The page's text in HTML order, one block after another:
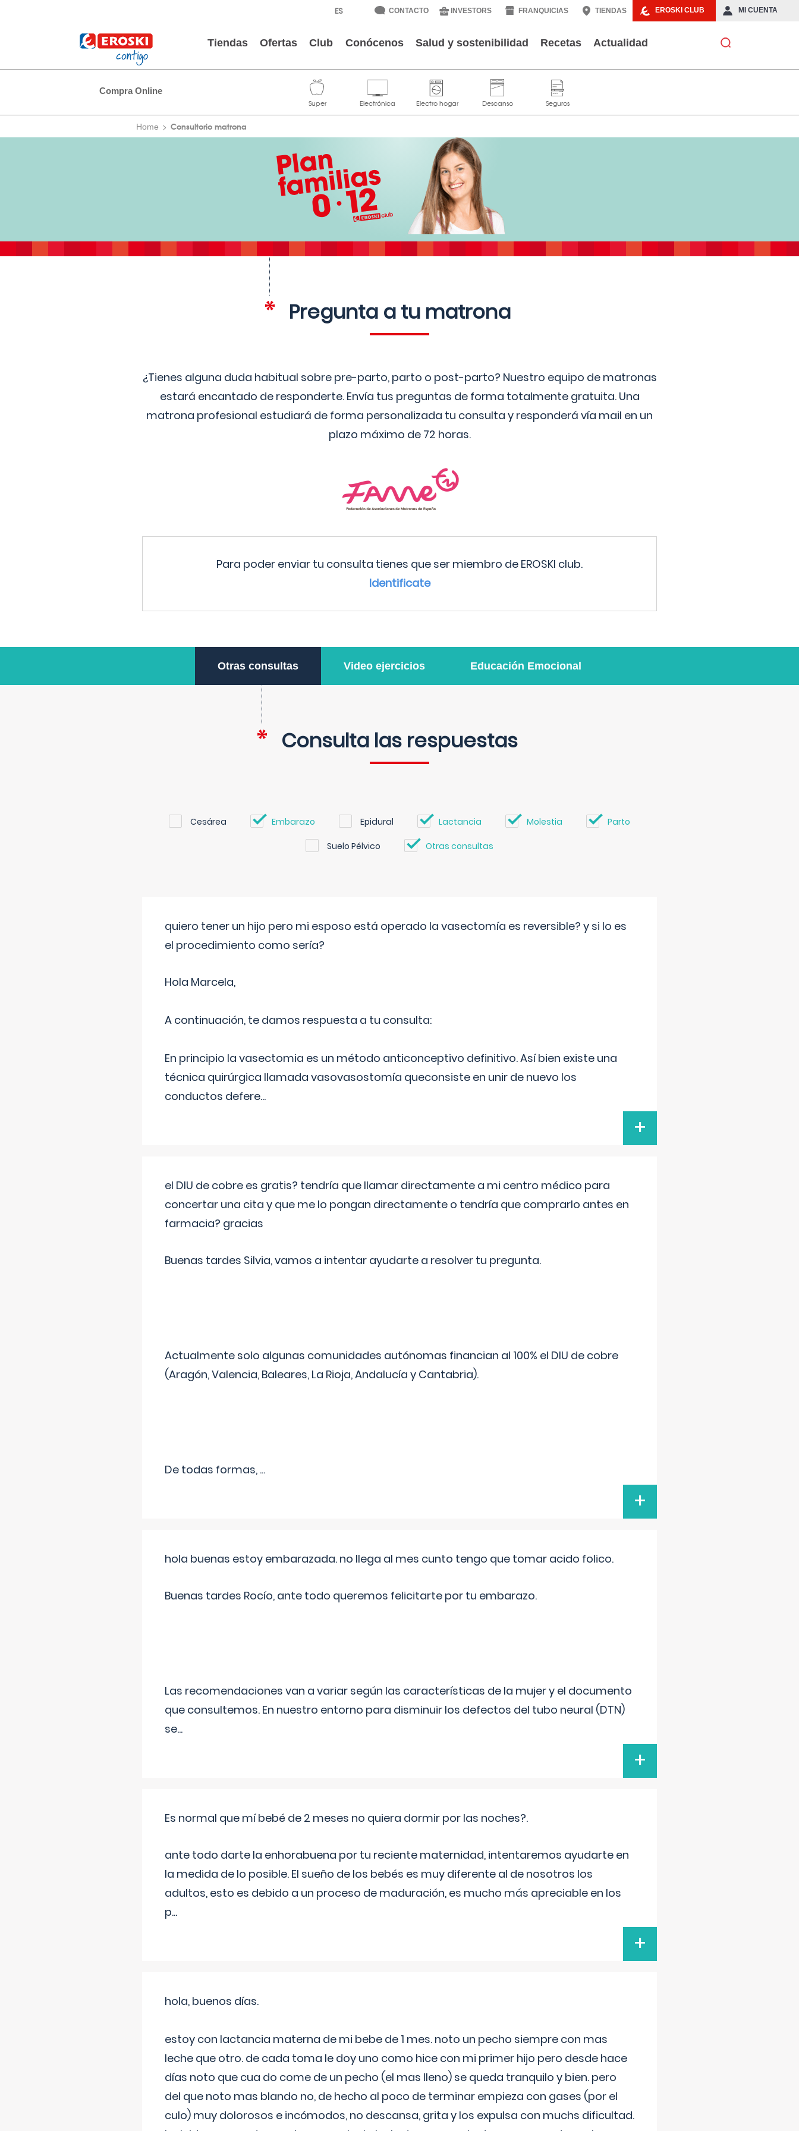
EROSKI CLUB MI CUENTA
CONTACTO INVESTORS FRANQUICIAS TIENDAS
Tiendas Ofertas Club Conócenos Salud y sostenibilidad Recetas Actualidad
Compra Online
Home Consultorio matrona
Pregunta a tu matrona
¿Tienes alguna duda habitual sobre pre-parto, parto o post-parto? Nuestro equipo de matronas
estará encantado de responderte. Envía tus preguntas de forma totalmente gratuita. Una
matrona profesional estudiará de forma personalizada tu consulta y responderá vía mail en un
plazo máximo de 72 horas.
Para poder enviar tu consulta tienes que ser miembro de EROSKI club.
Identificate
Otras consultas Video ejercicios Educación Emocional
Consulta las respuestas
Cesárea Embarazo Epidural Lactancia Molestia Parto
Suelo Pélvico Otras consultas
quiero tener un hijo pero mi esposo está operado la vasectomía es reversible? y si lo es
el procedimiento como sería?
Hola Marcela,
A continuación, te damos respuesta a tu consulta:
En principio la vasectomia es un método anticonceptivo definitivo. Así bien existe una
técnica quirúrgica llamada vasovasostomía queconsiste en unir de nuevo los
conductos defere...
+
el DIU de cobre es gratis? tendría que llamar directamente a mi centro médico para
concertar una cita y que me lo pongan directamente o tendría que comprarlo antes en
farmacia? gracias
Buenas tardes Silvia, vamos a intentar ayudarte a resolver tu pregunta.
Actualmente solo algunas comunidades autónomas financian al 100% el DIU de cobre
(Aragón, Valencia, Baleares, La Rioja, Andalucía y Cantabria).
De todas formas, ...
+
hola buenas estoy embarazada. no llega al mes cunto tengo que tomar acido folico.
Buenas tardes Rocío, ante todo queremos felicitarte por tu embarazo.
Las recomendaciones van a variar según las características de la mujer y el documento
que consultemos. En nuestro entorno para disminuir los defectos del tubo neural (DTN)
se...
+
Es normal que mí bebé de 2 meses no quiera dormir por las noches?.
ante todo darte la enhorabuena por tu reciente maternidad, intentaremos ayudarte en
la medida de lo posible. El sueño de los bebés es muy diferente al de nosotros los
adultos, esto es debido a un proceso de maduración, es mucho más apreciable en los
p...
+
hola, buenos días.
estoy con lactancia materna de mi bebe de 1 mes. noto un pecho siempre con mas
leche que otro. de cada toma le doy uno como hice con mi primer hijo pero desde hace
días noto que cua do come de un pecho (el mas lleno) se queda tranquilo y bien. pero
del que noto mas blando no, de hecho al poco de terminar empieza con gases (por el
culo) muy dolorosos e incómodos, no descansa, grita y los expulsa con muchs dificultad.